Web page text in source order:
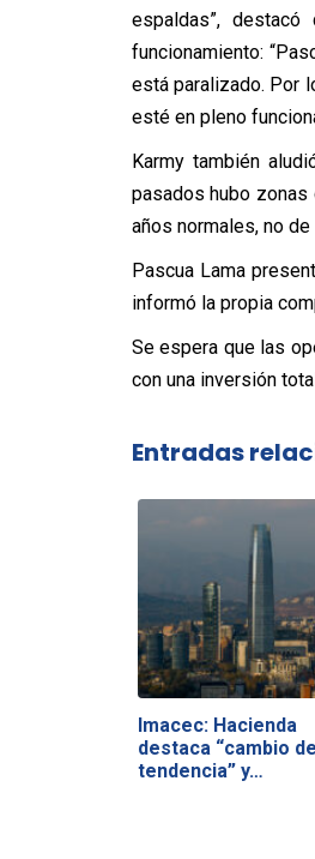
espaldas”,
funcionamiento:
está paralizado. Por
esté en pleno
Karmy también
pasados hubo
años normales, no de
Pascua Lama
informó la propia
Se espera que las
con una inversión
Entradas
Imacec: Hacienda
destaca “cambio de
tendencia” y…